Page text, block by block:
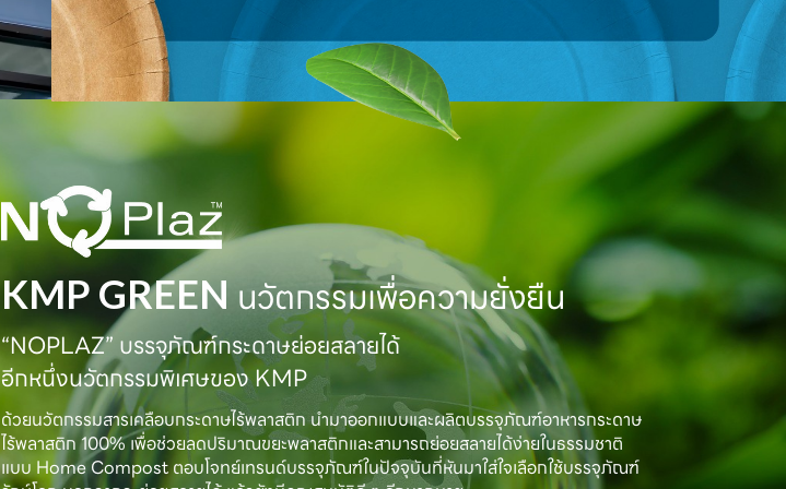
KMP GREENนวัตกรรมเพื่อความยั่งยืน
“NOPLAZ” บรรจุภัณฑ์กระดาษย่อยสลายได้
อีกหนึ่งนวัตกรรมพิเศษของ KMP
ด้วยนวัตกรรมสารเคลือบกระดาษไร้พลาสติก นำมาออกแบบและผลิตบรรจุภัณฑ์อาหารกระดาษ
ไร้พลาสติก 100% เพื่อช่วยลดปริมาณขยะพลาสติกและสามารถย่อยสลายได้ง่ายในธรรมชาติ
แบบ Home Compost ตอบโจทย์เทรนด์บรรจุภัณฑ์ในปัจจุบันที่หันมาใส่ใจเลือกใช้บรรจุภัณฑ์